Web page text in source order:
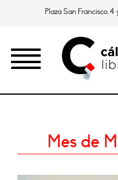
Plaza San Francisco,
Mes de